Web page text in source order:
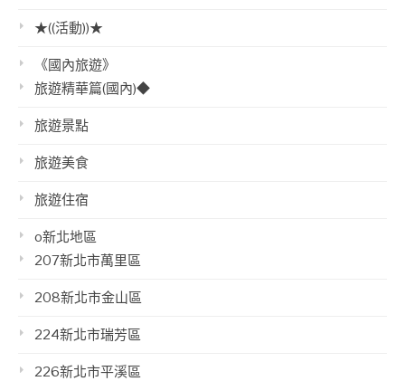
★((活動))★
《國內旅遊》
旅遊精華篇(國內)◆
旅遊景點
旅遊美食
旅遊住宿
o新北地區
207新北市萬里區
208新北市金山區
224新北市瑞芳區
226新北市平溪區